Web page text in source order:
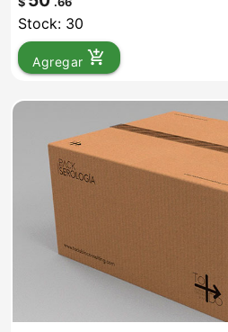
Stock: 30
Agregar add_shopping_cart